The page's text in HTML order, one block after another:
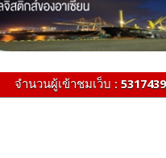
จำนวนผู้เข้าชมเว็บ :